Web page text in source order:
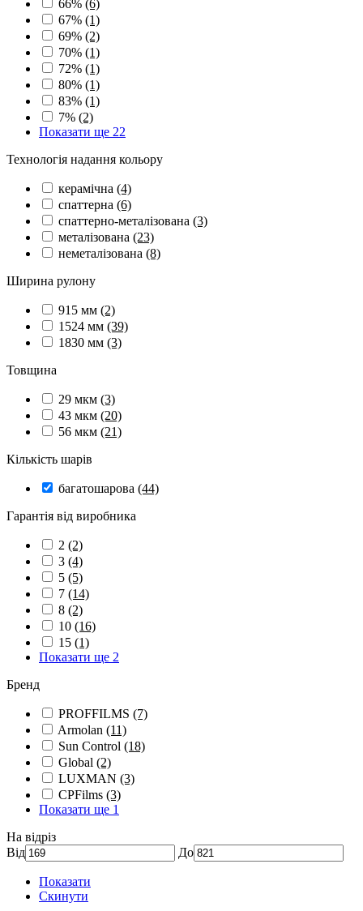
66% (6)
67% (1)
69% (2)
70% (1)
72% (1)
80% (1)
83% (1)
7% (2)
Показати ще 22
Технологія надання кольору
керамічна (4)
спаттерна (6)
спаттерно-металізована (3)
металізована (23)
неметалізована (8)
Ширина рулону
915 мм (2)
1524 мм (39)
1830 мм (3)
Товщина
29 мкм (3)
43 мкм (20)
56 мкм (21)
Кількість шарів
багатошарова (44)
Гарантія від виробника
2 (2)
3 (4)
5 (5)
7 (14)
8 (2)
10 (16)
15 (1)
Показати ще 2
Бренд
PROFFILMS (7)
Armolan (11)
Sun Control (18)
Global (2)
LUXMAN (3)
CPFilms (3)
Показати ще 1
На відріз
Від
До
Показати
Скинути